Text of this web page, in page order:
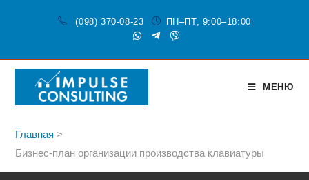
(098) 370-08-23 ПН–ПТ, 9:00–18:00
МЕНЮ
Главная >
Бизнес-план организации производства клавиатуры